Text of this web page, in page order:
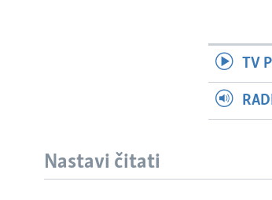
TV
Nastavi čitati